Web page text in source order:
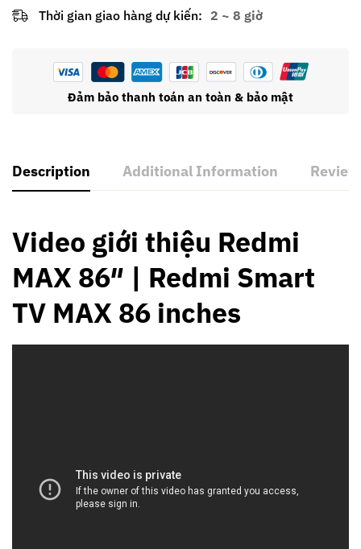
Thời gian giao hàng dự kiến: 2 ~ 8 giờ
Đảm bảo thanh toán an toàn & bảo mật
Description Additional Information
Video giới thiệu Redmi
MAX 86″ | Redmi Smart
TV MAX 86 inches